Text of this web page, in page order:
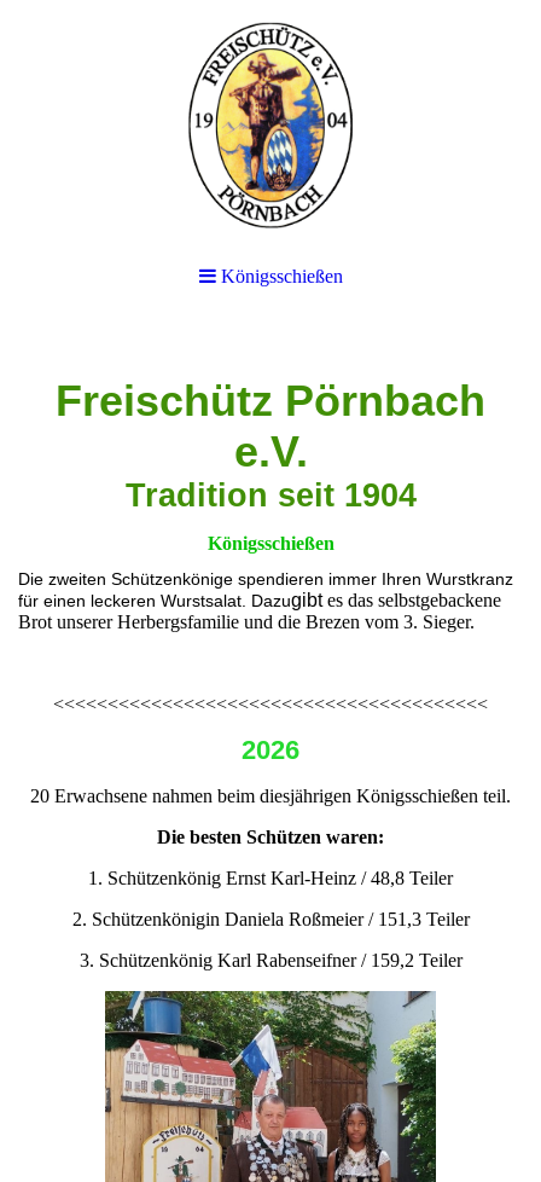
Königsschießen
Freischütz Pörnbach
e.V.
Tradition seit 1904
Königsschießen
Die zweiten Schützenkönige spendieren immer Ihren Wurstkranz
für einen leckeren Wurstsalat. Dazugibtes das selbstgebackene
Brot unserer Herbergsfamilie und die Brezen vom 3. Sieger.
<<<<<<<<<<<<<<<<<<<<<<<<<<<<<<<<<<<<<<<<
2026
20 Erwachsene nahmen beim diesjährigen Königsschießen teil.
Die besten Schützen waren:
1. Schützenkönig Ernst Karl-Heinz / 48,8 Teiler
2. Schützenkönigin Daniela Roßmeier / 151,3 Teiler
3. Schützenkönig Karl Rabenseifner / 159,2 Teiler